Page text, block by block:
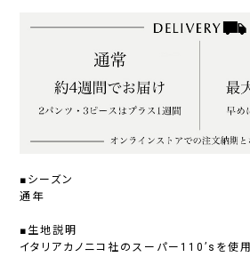
■シーズン
通年
■生地説明
イタリアカノニコ社のスーパー110’sを使